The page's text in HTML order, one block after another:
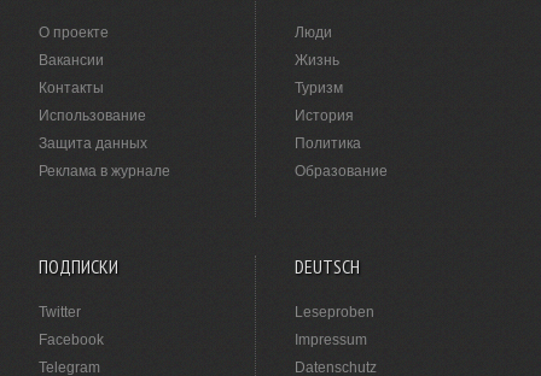
О проекте
Вакансии
Контакты
Использование
Защита данных
Реклама в журнале
Люди
Жизнь
Туризм
История
Политика
Образование
ПОДПИСКИ
Twitter
Facebook
Telegram
DEUTSCH
Leseproben
Impressum
Datenschutz